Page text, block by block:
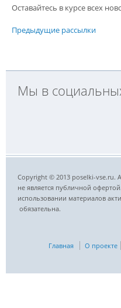
Оставайтесь в курсе всех
Предыдущие рассылки
Мы в
Copyright © 2013 poselki-vse.ru.
не является публичной
использовании материалов
обязательна.
Главная О проекте